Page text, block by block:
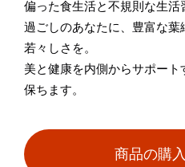
偏った食生活と不規則な生
過ごしのあなたに、豊富な葉
若々しさを。
美と健康を内側からサポート
保ちます。
商品の購